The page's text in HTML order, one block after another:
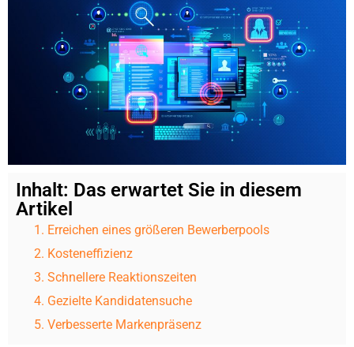
Inhalt: Das erwartet Sie in diesem
Artikel
Erreichen eines größeren Bewerberpools​
Kosteneffizienz
Schnellere Reaktionszeiten​
Gezielte Kandidatensuche​
Verbesserte Markenpräsenz​